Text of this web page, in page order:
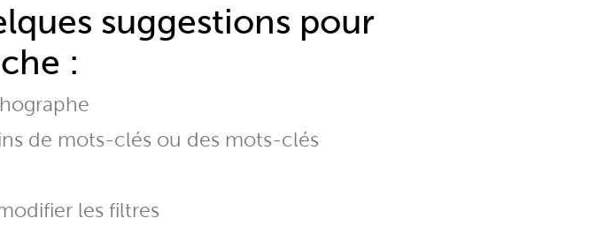
suggestions pour
:
de mots-clés ou des mots-clés
les filtres